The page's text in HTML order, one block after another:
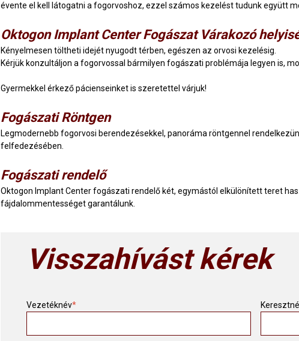
évente el kell látogatni a fogorvoshoz, ezzel számos kezelést tudunk együtt
Oktogon Implant Center Fogászat Várakozó
Kényelmesen töltheti idejét nyugodt térben, egészen az orvosi kezelésig.
Kérjük konzultáljon a fogorvossal bármilyen fogászati problémája legyen is,
Gyermekkel érkező pácienseinket is szeretettel várjuk!
Fogászati Röntgen
Legmodernebb fogorvosi berendezésekkel, panoráma röntgennel
felfedezésében.
Fogászati rendelő
Oktogon Implant Center fogászati rendelő két, egymástól elkülönített teret
fájdalommentességet garantálunk.
Visszahívást kérek
Vezetéknév*